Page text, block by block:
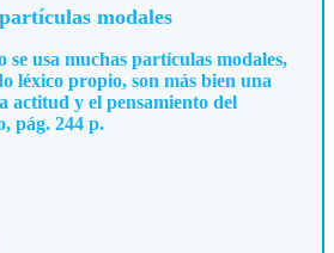
modales
se usa muchas partículas modales,
léxico propio, son más bien una
actitud y el pensamiento del
pág. 244 p.